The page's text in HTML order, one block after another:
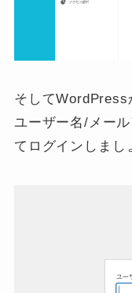
そしてWordPress
ユーザー名/メー
てログインしまし